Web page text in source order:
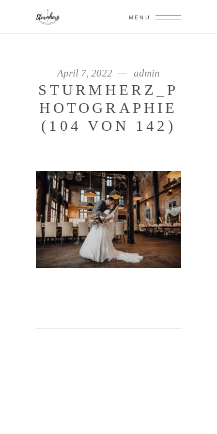
MENU
April 7, 2022 admin
STURMHERZ_P
HOTOGRAPHIE
(104 VON 142)